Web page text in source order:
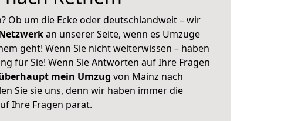
Ob um die Ecke oder deutschlandweit – wir
an unserer Seite, wenn es Umzüge
geht! Wenn Sie nicht weiterwissen – haben
für Sie! Wenn Sie Antworten auf Ihre Fragen
mein Umzug von Mainz nach
Sie sie uns, denn wir haben immer die
Ihre Fragen parat.